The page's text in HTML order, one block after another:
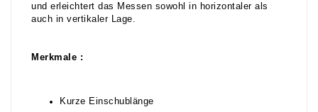
und erleichtert das Messen sowohl in horizontaler als
auch in vertikaler Lage.
Merkmale :
Kurze Einschublänge